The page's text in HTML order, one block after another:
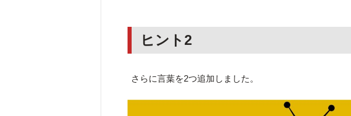
ヒント2
さらに言葉を2つ追加しました。